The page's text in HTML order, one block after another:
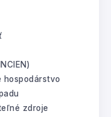
hospodárstvo
zdroje